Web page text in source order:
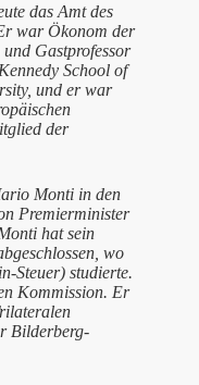
das Amt des
war Ökonom der
Gastprofessor
School of
und er war
der
Monti in den
Premierminister
hat sein
wo
Steuer) studierte.
Kommission. Er
Bilderberg-